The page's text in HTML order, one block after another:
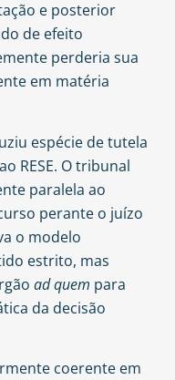
e posterior
de efeito
perderia sua
em matéria
espécie de tutela
RESE. O tribunal
paralela ao
perante o juízo
o modelo
estrito, mas
ad quem para
da decisão
coerente em